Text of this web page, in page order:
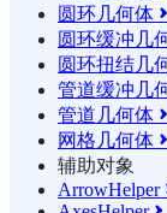
圆环几何体 
圆环缓冲几
圆环扭结几
管道缓冲几
管道几何体 
网格几何体 
辅助对象
ArrowHelper